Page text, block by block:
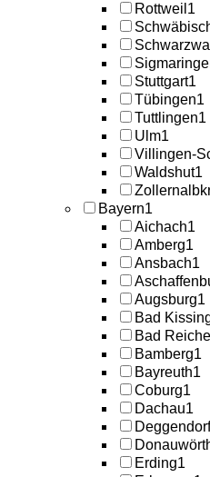
Rottweil 1
Stuttgart1
Tübingen1
Tuttlingen1
Ulm1
Villingen-
Waldshut1
Bayern1
Aichach1
Amberg1
Ansbach1
Augsburg1
Bad
Bad
Bamberg1
Bayreuth1
Coburg1
Dachau1
Deggendorf
Erding1